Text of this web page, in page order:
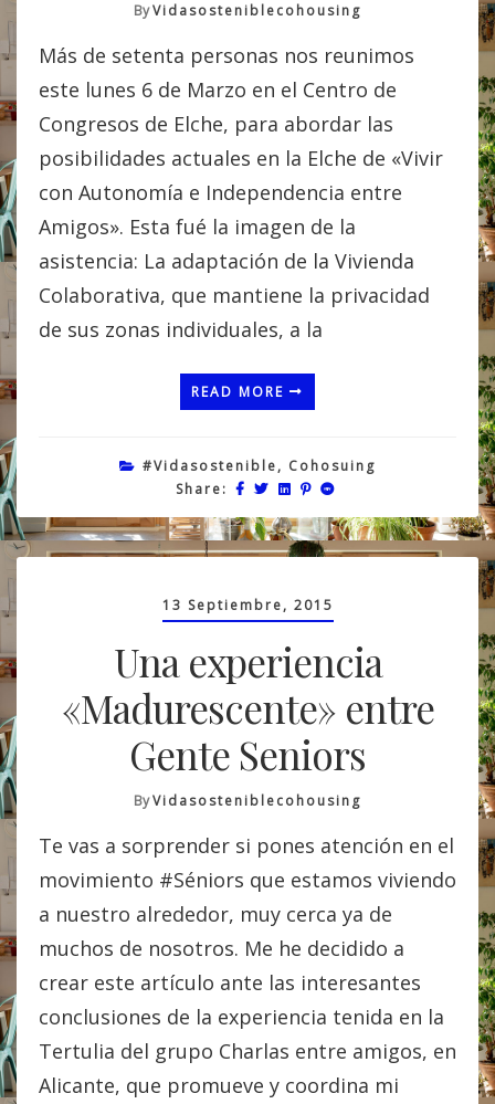
ByVidasosteniblecohousing
Más de setenta personas nos reunimos
este lunes 6 de Marzo en el Centro de
Congresos de Elche, para abordar las
posibilidades actuales en la Elche de «Vivir
con Autonomía e Independencia entre
Amigos». Esta fué la imagen de la
asistencia: La adaptación de la Vivienda
Colaborativa, que mantiene la privacidad
de sus zonas individuales, a la
READ MORE
#vidasostenible, Cohosuing
Share:
13 Septiembre, 2015
Una experiencia
«Madurescente» entre
Gente Seniors
ByVidasosteniblecohousing
Te vas a sorprender si pones atención en el
movimiento #Séniors que estamos viviendo
a nuestro alrededor, muy cerca ya de
muchos de nosotros. Me he decidido a
crear este artículo ante las interesantes
conclusiones de la experiencia tenida en la
Tertulia del grupo Charlas entre amigos, en
Alicante, que promueve y coordina mi